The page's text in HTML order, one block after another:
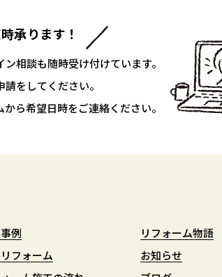
承ります！
相談も随時受け付けています。
請をしてください。
ら希望日時をご連絡ください。
例
例
フォーム
フォーム
リフォーム物語
リフォーム物語
お知らせ
お知らせ